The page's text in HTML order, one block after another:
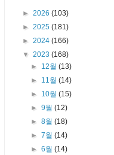
► 2026 (103)
► 2025 (181)
► 2024 (166)
▼ 2023 (168)
► 12월(13)
► 11월(14)
► 10월(15)
►9월(12)
►8월(18)
►7월(14)
►6월(14)